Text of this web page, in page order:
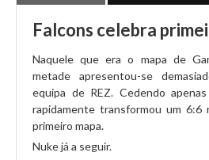
Falcons celebra
Naquele que era o mapa de
metade apresentou-se
equipa de REZ. Cedendo
rapidamente transformou um 6:6
primeiro mapa.
Nuke já a seguir.